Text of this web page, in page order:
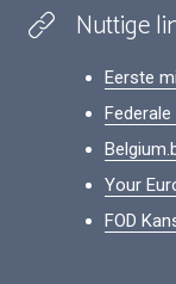
Nuttige
Eerste
Federale
Your
FOD